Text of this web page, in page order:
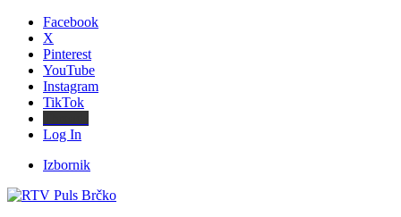
Facebook
X
Pinterest
YouTube
Instagram
TikTok
Log In
Izbornik